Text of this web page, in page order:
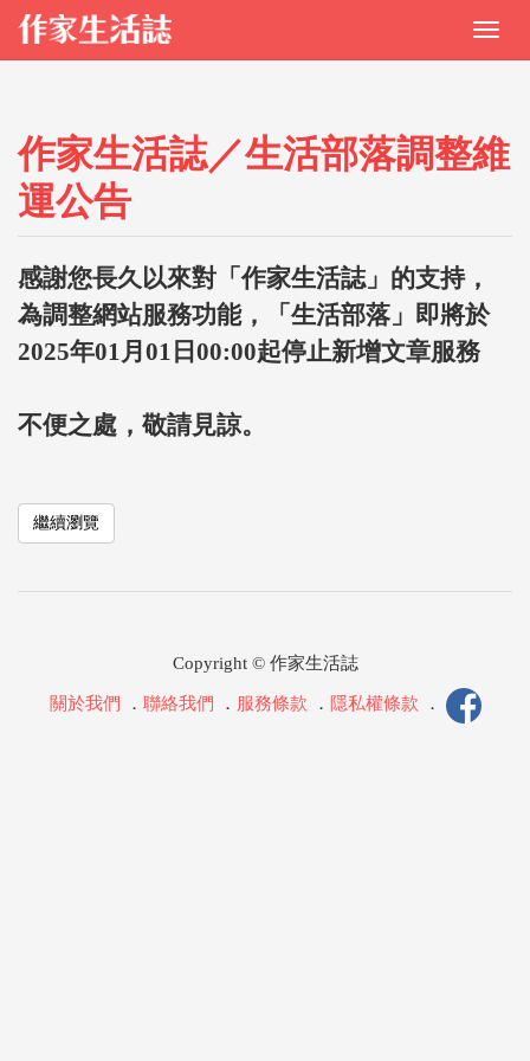
作家生活誌／生活部落調整維
運公告
感謝您長久以來對「作家生活誌」的支持，
為調整網站服務功能，「生活部落」即將於
2025年01月01日00:00起停止新增文章服務
不便之處，敬請見諒。
繼續瀏覽
Copyright © 作家生活誌
關於我們 ． 聯絡我們 ． 服務條款 ． 隱私權條款 ．